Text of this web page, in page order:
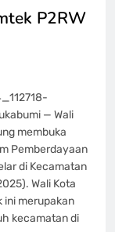
P2RW
— Wali
membuka
Pemberdayaan
di Kecamatan
Wali Kota
ini merupakan
kecamatan di